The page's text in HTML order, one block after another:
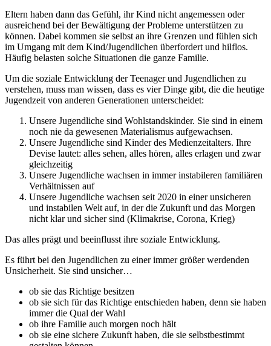
Eltern haben dann das Gefühl, ihr Kind nicht angemessen oder
ausreichend bei der Bewältigung der Probleme unterstützen zu
können. Dabei kommen sie selbst an ihre Grenzen und fühlen sich
im Umgang mit dem Kind/Jugendlichen überfordert und hilflos.
Häufig belasten solche Situationen die ganze Familie.
Um die soziale Entwicklung der Teenager und Jugendlichen zu
verstehen, muss man wissen, dass es vier Dinge gibt, die die heutige
Jugendzeit von anderen Generationen unterscheidet:
Unsere Jugendliche sind Wohlstandskinder. Sie sind in einem
noch nie da gewesenen Materialismus aufgewachsen.
Unsere Jugendliche sind Kinder des Medienzeitalters. Ihre
Devise lautet: alles sehen, alles hören, alles erlagen und zwar
gleichzeitig
Unsere Jugendliche wachsen in immer instabileren familiären
Verhältnissen auf
Unsere Jugendliche wachsen seit 2020 in einer unsicheren
und instabilen Welt auf, in der die Zukunft und das Morgen
nicht klar und sicher sind (Klimakrise, Corona, Krieg)
Das alles prägt und beeinflusst ihre soziale Entwicklung.
Es führt bei den Jugendlichen zu einer immer größer werdenden
Unsicherheit. Sie sind unsicher…
ob sie das Richtige besitzen
ob sie sich für das Richtige entschieden haben, denn sie haben
immer die Qual der Wahl
ob ihre Familie auch morgen noch hält
ob sie eine sichere Zukunft haben, die sie selbstbestimmt